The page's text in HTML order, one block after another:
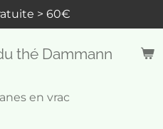
thé Dammann
> 60€
en vrac